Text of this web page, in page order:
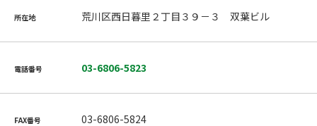
所在地 荒川区西日暮里２丁目３９－３ 双葉ビル
電話番号 03-6806-5823
FAX番号 03-6806-5824